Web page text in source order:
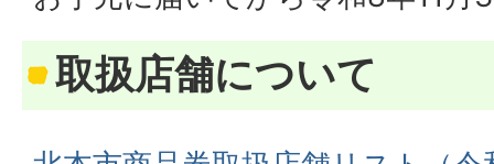
取扱店舗について